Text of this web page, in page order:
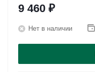
9 460 ₽
Нет в наличии